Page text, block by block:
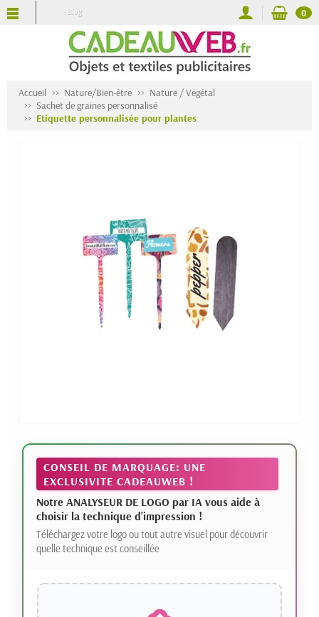
Blog 0
Accueil Nature/Bien-être
Nature / Végétal
Sachet de graines personnalisé
Etiquette personnalisée pour plantes
CONSEIL DE MARQUAGE: UNE
EXCLUSIVITE CADEAUWEB !
Notre ANALYSEUR DE LOGO par IA vous aide à
choisir la technique d'impression !
Téléchargez votre logo ou tout autre visuel pour découvrir
quelle technique est conseillée